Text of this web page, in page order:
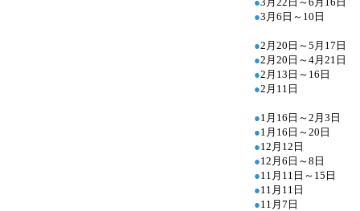
●3月6日～10日
●2月20日～5月17日
●2月20日～4月21日
●2月13日～16日
●2 月11日
●1 月16日～2月3日
●1 月16日～20日
●12 月12日
●12 月6日～8日
●11 月11日～15日
●11 月11日
●11 月7日